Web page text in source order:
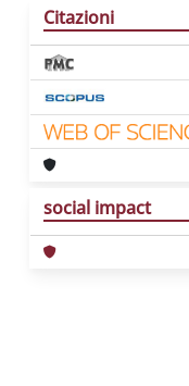
Citazioni
social impact